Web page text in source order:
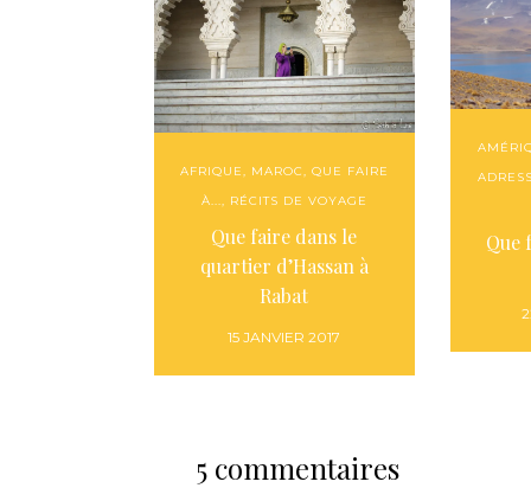
AFRIQUE, MAROC, QUE FAIRE
À..., RÉCITS DE VOYAGE
Que faire dans le
quartier d’Hassan à
Rabat
15 JANVIER 2017
Que
5 commentaires